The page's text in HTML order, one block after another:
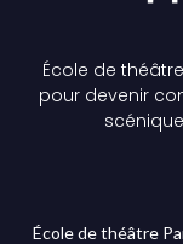
École de
pour devenir
École de théâtre